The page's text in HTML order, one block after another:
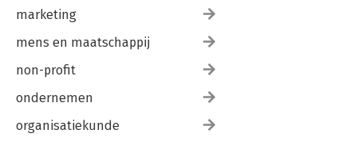
marketing
mens en maatschappij
non-profit
ondernemen
organisatiekunde